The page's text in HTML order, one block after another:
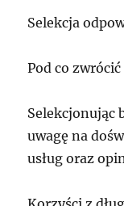
Selekcja
Pod co zwrócić
Selekcjonując
uwagę na
usług oraz